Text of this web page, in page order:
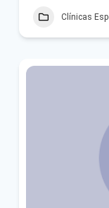
Clínicas